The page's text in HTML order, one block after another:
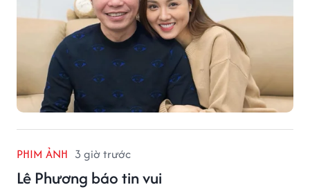
PHIM ẢNH 3 giờ trước
Lê Phương báo tin vui